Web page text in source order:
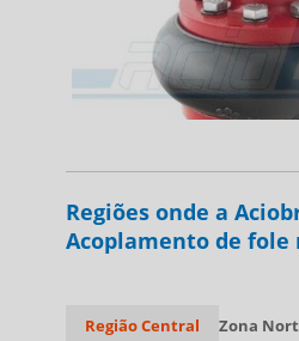
Regiões onde a
Acoplamento de fole
Região Central Zona